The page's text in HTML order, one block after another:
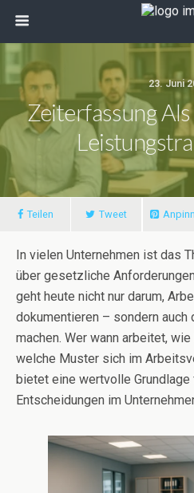
23. Juni
Zeiterfassung
Teilen Tweet
In vielen Unternehmen ist das
über gesetzliche
geht heute nicht nur darum,
dokumentieren – sondern auch
machen. Wer wann arbeitet,
welche Muster sich im
bietet eine wertvolle
Entscheidungen im